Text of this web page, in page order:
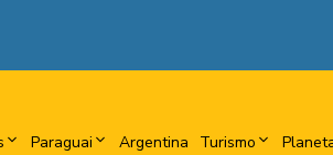
Paraguai Argentina Turismo